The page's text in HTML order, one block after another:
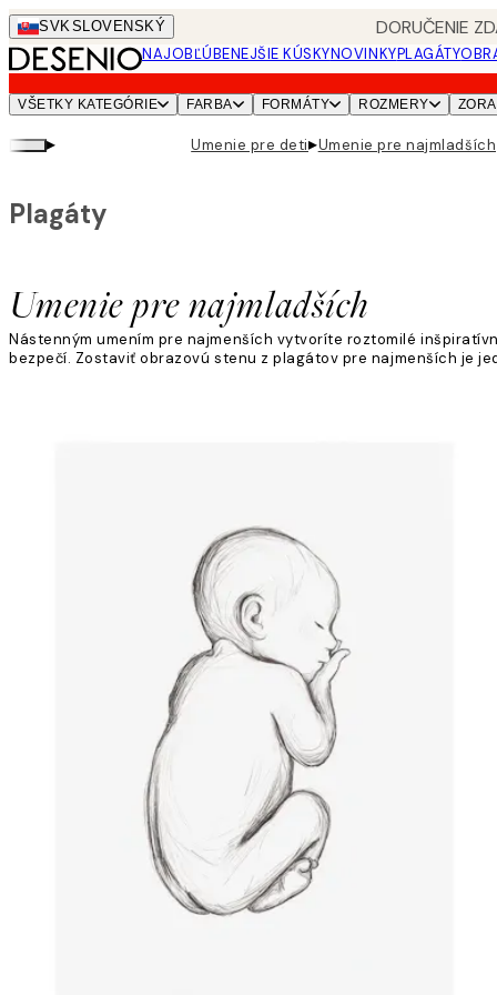
Skip
to
main
content.
SVKSLOVENSKÝ DORUČENIE
NAJOBĽÚBENEJŠIE KÚSKYNOVINKYPLAGÁTY
VŠETKY KATEGÓRIE FARBA FORMÁTY ROZMERY
▸ Umenie pre deti▸Umenie pre najmladších
Umenie pre najmladších
Plagáty
Nástenným umením pre najmenších vytvoríte roztomilé
bezpečí. Zostaviť obrazovú stenu z plagátov pre najmenších je